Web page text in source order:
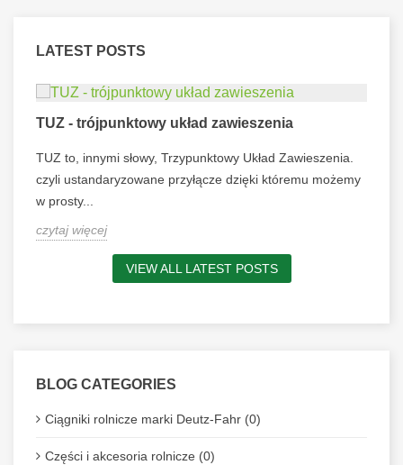
LATEST POSTS
TUZ - trójpunktowy układ zawieszenia
TUZ to, innymi słowy, Trzypunktowy Układ Zawieszenia.
czyli ustandaryzowane przyłącze dzięki któremu możemy
w prosty...
czytaj więcej
VIEW ALL LATEST POSTS
BLOG CATEGORIES
Ciągniki rolnicze marki Deutz-Fahr (0)
Części i akcesoria rolnicze (0)